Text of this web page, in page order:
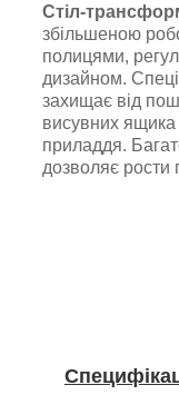
Стіл-
збільшеною
полицями,
дизайном.
захищає від
висувних ящика
приладдя.
дозволяє